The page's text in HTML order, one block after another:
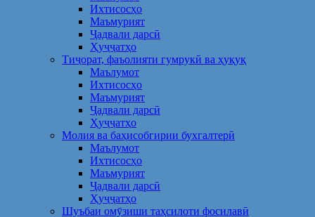
Ихтисосҳо
Маъмурият
Ҷадвали дарсӣ
Ҳуҷҷатҳо
Тиҷорат, фаъолияти гумрукӣ ва ҳуқуқ
Маълумот
Ихтисосҳо
Маъмурият
Ҷадвали дарсӣ
Ҳуҷҷатҳо
Молия ва баҳисобгирии бухгалтерӣ
Маълумот
Ихтисосҳо
Маъмурият
Ҷадвали дарсӣ
Ҳуҷҷатҳо
Шуъбаи омӯзиши таҳсилоти фосилавӣ